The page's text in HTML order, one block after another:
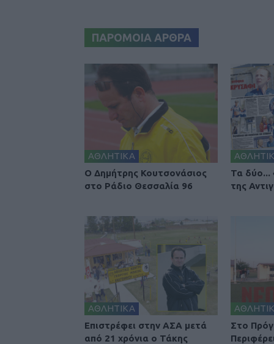
ΠΑΡΟΜΟΙΑ ΑΡΘΡΑ
ΑΘΛΗΤΙΚΑ
Ο Δημήτρης Κουτσονάσιος
στο Ράδιο Θεσσαλία 96
Τα δύο...
της
ΑΘΛΗΤΙΚΑ
Επιστρέφει στην ΑΣΑ μετά
από 21 χρόνια ο Τάκης
Στο